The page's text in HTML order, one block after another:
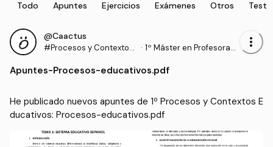
Todo Apuntes Ejercicios Exámenes Otros Test
@Caactus
#Procesos y Contextos
· 1º Máster en Profesorad
aria Obligatoria y Bachill
onal y Enseñanzas de Idi
more_vert
Apuntes-Procesos-educativos.pdf
He publicado nuevos apuntes de 1º Procesos y Contextos E
ducativos: Procesos-educativos.pdf